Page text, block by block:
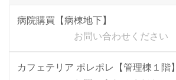
病院購買【病棟地下】
お問い合わせください
カフェテリア ポレポレ【管理棟１階】